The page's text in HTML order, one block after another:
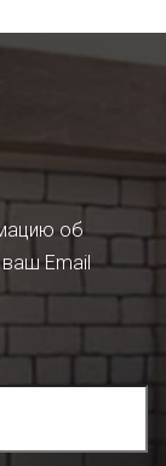
об
ваш Email